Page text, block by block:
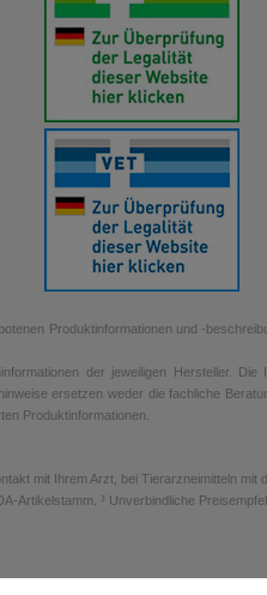
Produktinformationen und -
der jeweiligen Hersteller.
ersetzen weder die fachliche
Produktinformationen.
mit Ihrem Arzt, bei Tierarzneimitteln mit
Artikelstamm. ³ Unverbindliche